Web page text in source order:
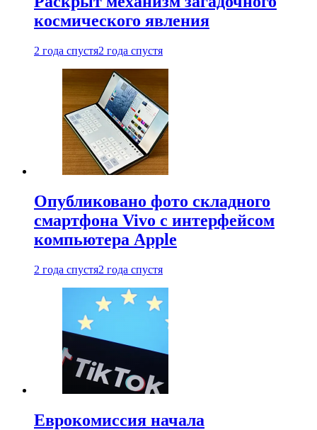
космического явления
2 года спустя2 года спустя
Опубликовано фото складного
смартфона Vivo с интерфейсом
компьютера Apple
2 года спустя2 года спустя
Еврокомиссия начала